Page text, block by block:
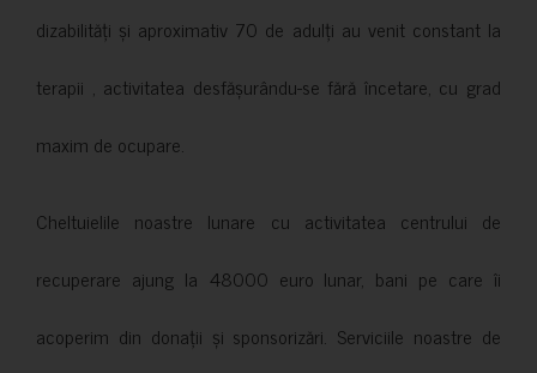
dizabilități și aproximativ 70 de adulți au venit constant la
terapii , activitatea desfășurându-se fără încetare, cu grad
maxim de ocupare.
Cheltuielile noastre lunare cu activitatea centrului de
recuperare ajung la 48000 euro lunar, bani pe care îi
acoperim din donații și sponsorizări. Serviciile noastre de